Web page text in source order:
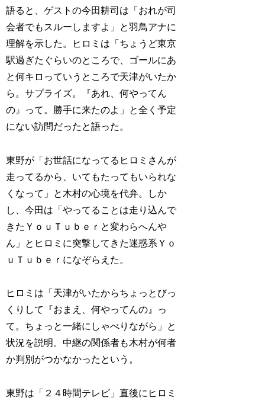
語ると、ゲストの今田耕司は「おれが司
会者でもスルーしますよ」と羽鳥アナに
理解を示した。ヒロミは「ちょうど東京
駅過ぎたぐらいのところで、ゴールにあ
と何キロっていうところで天津がいたか
ら。サプライズ。『あれ、何やってん
の』って。勝手に来たのよ」と全く予定
にない訪問だったと語った。
東野が「お世話になってるヒロミさんが
走ってるから、いてもたってもいられな
くなって」と木村の心境を代弁。しか
し、今田は「やってることは走り込んで
きたＹｏｕＴｕｂｅｒと変わらへんや
ん」とヒロミに突撃してきた迷惑系Ｙｏ
ｕＴｕｂｅｒになぞらえた。
ヒロミは「天津がいたからちょっとびっ
くりして『おまえ、何やってんの』っ
て。ちょっと一緒にしゃべりながら」と
状況を説明。中継の関係者も木村が何者
か判別がつかなかったという。
東野は「２４時間テレビ」直後にヒロミ